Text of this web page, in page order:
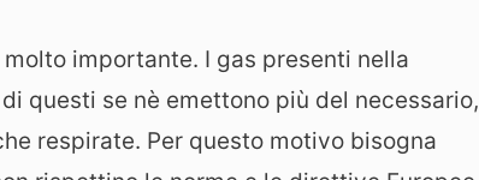
importante. I gas presenti nella
questi se nè emettono più del necessario,
respirate. Per questo motivo bisogna